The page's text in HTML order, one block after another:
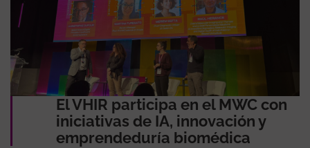
El VHIR participa en el MWC con
iniciativas de IA, innovación y
emprendeduría biomédica